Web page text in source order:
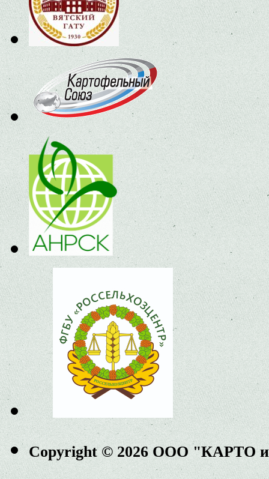
Copyright © 2026 ООО "КАРТО